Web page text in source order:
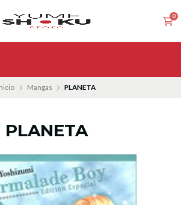
0
Mangas PLANETA
PLANETA